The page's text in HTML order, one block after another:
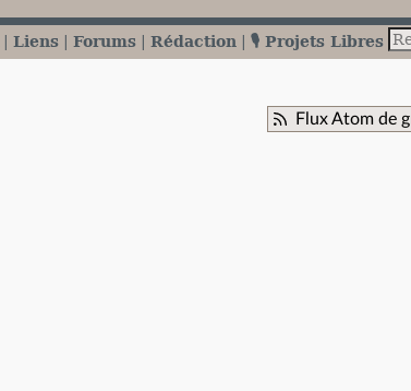
Liens Forums Rédaction 🎙️ Projets Libres
Flux Atom de